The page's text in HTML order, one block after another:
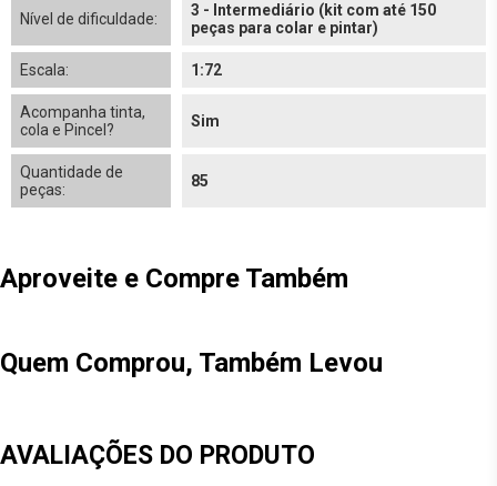
Nível de dificuldade:
3 - Intermediário (kit com até 150
peças para colar e pintar)
Escala: 1:72
Acompanha tinta,
cola e Pincel?
Sim
Quantidade de
peças:
85
Aproveite e Compre Também
Quem Comprou, Também Levou
AVALIAÇÕES DO PRODUTO